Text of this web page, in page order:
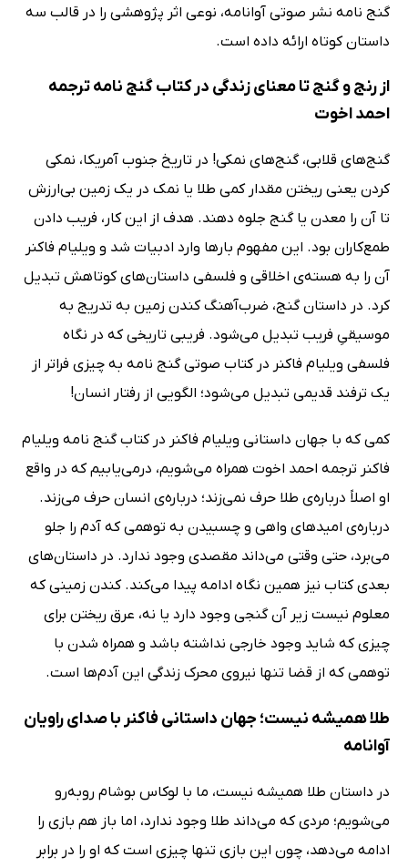
گنج نامه نشر صوتی آوانامه، نوعی اثر پژوهشی را در قالب سه
داستان کوتاه ارائه داده است.
از رنج و گنج تا معنای زندگی در کتاب گنج نامه ترجمه
احمد اخوت
گنج‌های قلابی، گنج‌های نمکی! در تاریخ جنوب آمریکا، نمکی
کردن یعنی ریختن مقدار کمی طلا یا نمک در یک زمین بی‌ارزش
تا آن را معدن یا گنج جلوه دهند. هدف از این کار، فریب دادن
طمع‌کاران بود. این مفهوم بارها وارد ادبیات شد و ویلیام فاکنر
آن را به هسته‌ی اخلاقی و فلسفی داستان‌های کوتاهش تبدیل
کرد. در داستان گنج، ضرب‌آهنگ کندن زمین به تدریج به
موسیقیِ فریب تبدیل می‌شود. فریبی تاریخی که در نگاه
فلسفی ویلیام فاکنر در کتاب صوتی گنج نامه به چیزی فراتر از
یک ترفند قدیمی تبدیل می‌شود؛ الگویی از رفتار انسان!
کمی که با جهان داستانی ویلیام فاکنر در کتاب گنج نامه ویلیام
فاکنر ترجمه احمد اخوت همراه می‌شویم، درمی‌یابیم که در واقع
او اصلاً درباره‌ی طلا حرف نمی‌زند؛ درباره‌ی انسان حرف می‌زند.
درباره‌ی امیدهای واهی و چسبیدن به توهمی که آدم را جلو
می‌برد، حتی وقتی می‌داند مقصدی وجود ندارد. در داستان‌های
بعدی کتاب نیز همین نگاه ادامه پیدا می‌کند. کندن زمینی که
معلوم نیست زیر آن گنجی وجود دارد یا نه، عرق ریختن برای
چیزی که شاید وجود خارجی نداشته باشد و همراه شدن با
توهمی که از قضا تنها نیروی محرک زندگی این آدم‌ها است.
طلا همیشه نیست؛ جهان داستانی فاکنر با صدای راویان
آوانامه
در داستان طلا همیشه نیست، ما با لوکاس بوشام روبه‌رو
می‌شویم؛ مردی که می‌داند طلا وجود ندارد، اما باز هم بازی را
ادامه می‌دهد، چون این بازی تنها چیزی است که او را در برابر